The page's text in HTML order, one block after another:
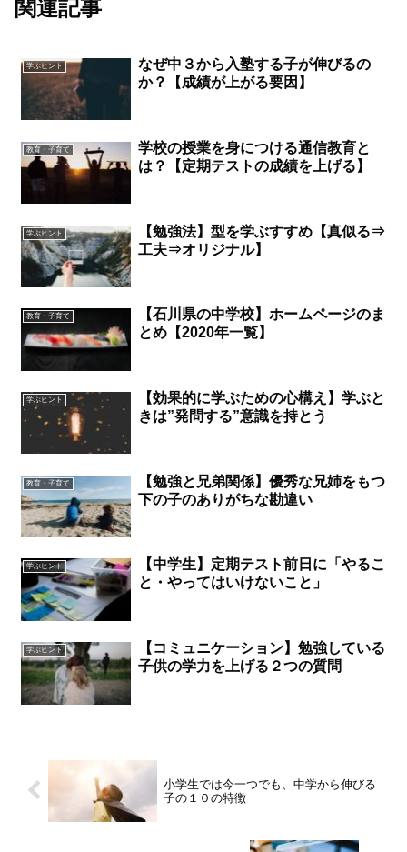
関連記事
学ぶヒント
なぜ中３から入塾する子が伸びるの
か？【成績が上がる要因】
教育・子育て
学校の授業を身につける通信教育と
は？【定期テストの成績を上げる】
学ぶヒント
【勉強法】型を学ぶすすめ【真似る⇒
工夫⇒オリジナル】
教育・子育て
【石川県の中学校】ホームページのま
とめ【2020年一覧】
学ぶヒント
【効果的に学ぶための心構え】学ぶと
きは”発問する”意識を持とう
教育・子育て
【勉強と兄弟関係】優秀な兄姉をもつ
下の子のありがちな勘違い
学ぶヒント
【中学生】定期テスト前日に「やるこ
と・やってはいけないこと」
学ぶヒント
【コミュニケーション】勉強している
子供の学力を上げる２つの質問
小学生では今一つでも、中学から伸びる
子の１０の特徴